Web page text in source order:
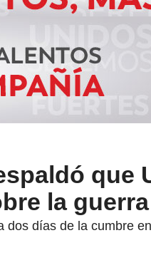
que
la
dos días de la cumbre